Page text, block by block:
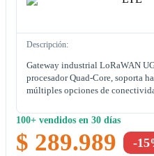
Descripción:
Gateway industrial LoRaWAN
procesador Quad-Core, soporta
múltiples opciones de
100+ vendidos en 30 días
$ 289.989 -